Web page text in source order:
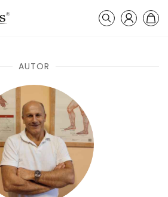
Vyhledávání
Přihlášení
Košík
AUTOR